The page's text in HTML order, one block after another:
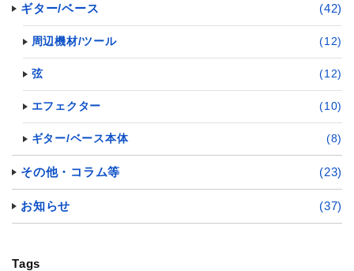
ギター/ベース (42)
周辺機材/ツール (12)
弦 (12)
エフェクター (10)
ギター/ベース本体 (8)
その他・コラム等 (23)
お知らせ (37)
Tags